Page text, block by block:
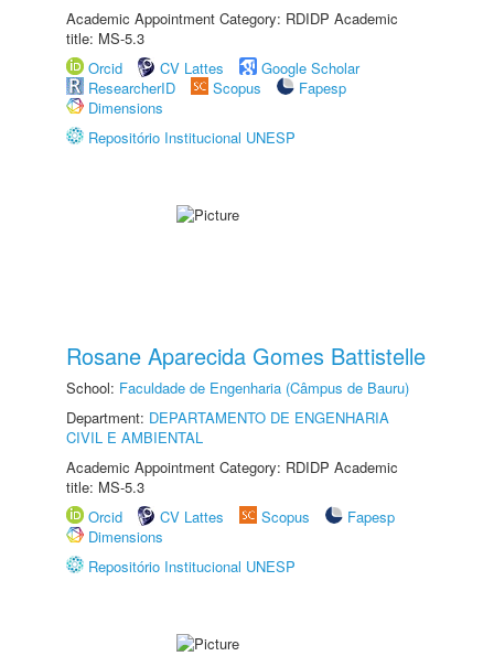
Academic Appointment Category: RDIDP Academic
title: MS-5.3
Orcid
CV Lattes
Google Scholar
ResearcherID
Scopus
Fapesp
Dimensions
Repositório Institucional UNESP
Rosane Aparecida Gomes Battistelle
School: Faculdade de Engenharia (Câmpus de Bauru)
Department: DEPARTAMENTO DE ENGENHARIA
CIVIL E AMBIENTAL
Academic Appointment Category: RDIDP Academic
title: MS-5.3
Orcid
CV Lattes Scopus
Fapesp
Dimensions
Repositório Institucional UNESP